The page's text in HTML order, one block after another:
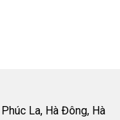
La, Hà Đông, Hà